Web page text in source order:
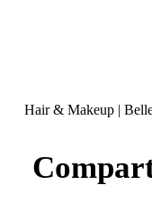
Hair & Makeup |